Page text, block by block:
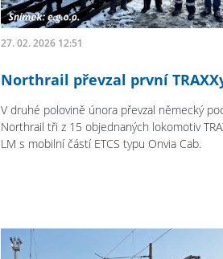
27. 02. 2026 12:51
Northrail převzal první
V druhé polovině února převzal německý
Northrail tři z 15 objednaných lokomotiv
LM s mobilní částí ETCS typu Onvia Cab.